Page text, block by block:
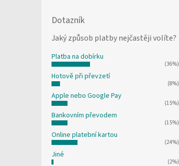
Dotazník
Jaký způsob platby nejčastěji volíte?
Platba na dobírku
(36%)
Hotově při převzetí
(8%)
Apple nebo Google Pay
(15%)
Bankovním převodem
(15%)
Online platební kartou
(24%)
Jiné
(2%)